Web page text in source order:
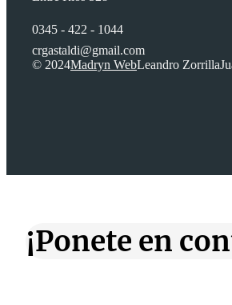
0345 - 422 - 1044
crgastaldi@gmail.com
© 2024Madryn WebLeandro Zorrilla
¡Ponete en